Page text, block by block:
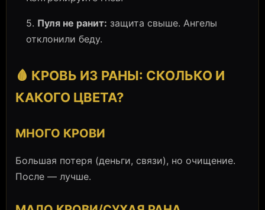
5. Пуля не ранит: защита свыше. Ангелы
отклонили беду.
🩸 КРОВЬ ИЗ РАНЫ: СКОЛЬКО И
КАКОГО ЦВЕТА?
МНОГО КРОВИ
Большая потеря (деньги, связи), но очищение.
После — лучше.